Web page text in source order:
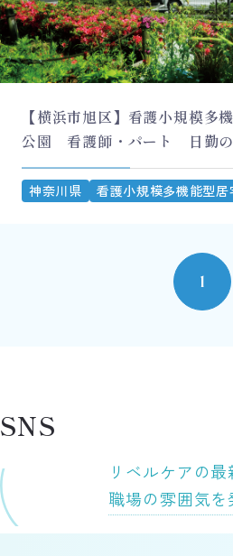
【横浜市旭区】看護小規模多
公園 看護師・パート 日勤
神奈川県 看護小規模多機能型居
1
SNS
リベルケアの
職場の雰囲気を